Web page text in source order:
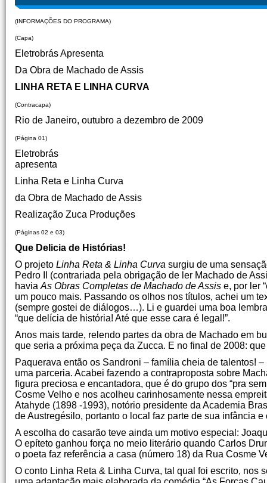
(INFORMAÇÕES DO PROGRAMA)
(Capa)
Eletrobrás Apresenta
Da Obra de Machado de Assis
LINHA RETA E LINHA CURVA
(Contracapa)
Rio de Janeiro, outubro a dezembro de 2009
(Página 01)
Eletrobrás
apresenta
Linha Reta e Linha Curva
da Obra de Machado de Assis
Realização Zuca Produções
(Páginas 02 e 03)
Que Delicia de Histórias!
O projeto Linha Reta & Linha Curva surgiu de uma
Pedro II (contrariada pela obrigação de ler Machado de
havia As Obras Completas de Machado de Assis e, por ler
um pouco mais. Passando os olhos nos títulos, achei um
(sempre gostei de diálogos…). Li e guardei uma boa
“que delícia de história! Até que esse cara é legal!”.
Anos mais tarde, relendo partes da obra de Machado em
que seria a próxima peça da Zucca. E no final de 2008:
Paquerava então os Sandroni – família cheia de talentos!
uma parceria. Acabei fazendo a contraproposta sobre
figura preciosa e encantadora, que é do grupo dos “pra
Cosme Velho e nos acolheu carinhosamente nessa
Atahyde (1898 -1993), notório presidente da Academia
de Austregésilo, portanto o local faz parte de sua infância
A escolha do casarão teve ainda um motivo especial:
O epíteto ganhou força no meio literário quando Carlos
o poeta faz referência a casa (número 18) da Rua Cosme
O conto Linha Reta & Linha Curva, tal qual foi escrito, nos